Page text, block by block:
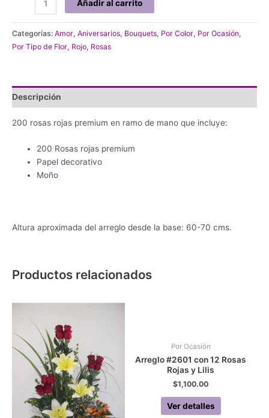
200
Rosas
Rojas
Añadir al carrito
Categorías: Amor, Aniversarios, Bouquets, Por Color, Por Ocasión,
Por Tipo de Flor, Rojo, Rosas
Descripción
200 rosas rojas premium en ramo de mano que incluye:
200 Rosas rojas premium
Papel decorativo
Moño
Altura aproximada del arreglo desde la base: 60-70 cms.
Productos relacionados
Por Ocasión
Arreglo #2601 con 12 Rosas
Rojas y Lilis
$1,100.00
Ver detalles